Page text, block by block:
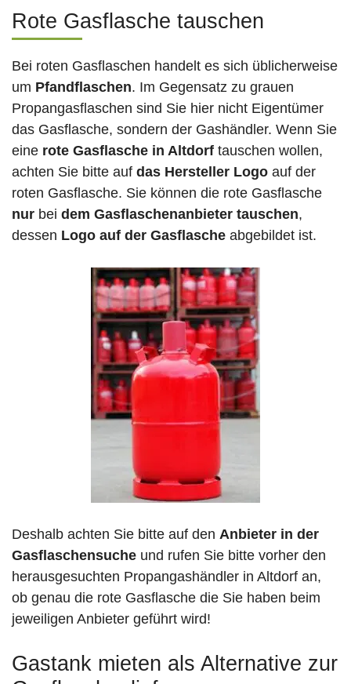
Rote Gasflasche tauschen
Bei roten Gasflaschen handelt es sich üblicherweise
um Pfandflaschen. Im Gegensatz zu grauen
Propangasflaschen sind Sie hier nicht Eigentümer
das Gasflasche, sondern der Gashändler. Wenn Sie
eine rote Gasflasche in Altdorf tauschen wollen,
achten Sie bitte auf das Hersteller Logo auf der
roten Gasflasche. Sie können die rote Gasflasche
nur bei dem Gasflaschenanbieter tauschen,
dessen Logo auf der Gasflasche abgebildet ist.
Deshalb achten Sie bitte auf den Anbieter in der
Gasflaschensuche und rufen Sie bitte vorher den
herausgesuchten Propangashändler in Altdorf an,
ob genau die rote Gasflasche die Sie haben beim
jeweiligen Anbieter geführt wird!
Gastank mieten als Alternative zur